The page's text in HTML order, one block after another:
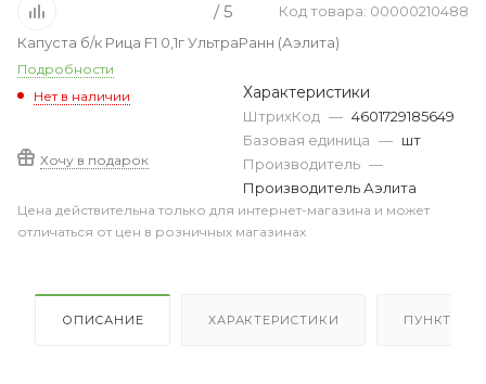
/ 5
Код товара: 00000210488
Капуста б/к Рица F1 0,1г УльтраРанн (Аэлита)
Подробности
Нет в наличии
Хочу в подарок
Характеристики
ШтрихКод — 4601729185649
Базовая единица — шт
Производитель —
Производитель Аэлита
Цена действительна только для интернет-магазина и может
отличаться от цен в розничных магазинах
ОПИСАНИЕ ХАРАКТЕРИСТИКИ ПУНКТЫ